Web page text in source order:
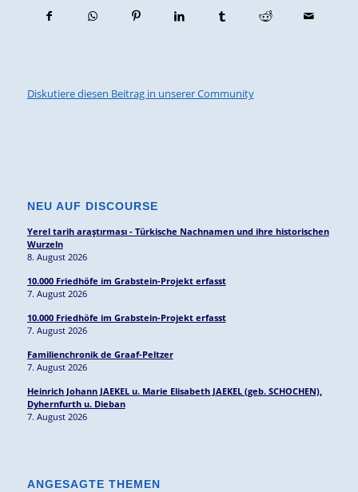
Diskutiere diesen Beitrag in unserer Community
NEU AUF DISCOURSE
Yerel tarih araştırması - Türkische Nachnamen und ihre historischen
Wurzeln
8. August 2026
10.000 Friedhöfe im Grabstein-Projekt erfasst
7. August 2026
10.000 Friedhöfe im Grabstein-Projekt erfasst
7. August 2026
Familienchronik de Graaf-Peltzer
7. August 2026
Heinrich Johann JAEKEL u. Marie Elisabeth JAEKEL (geb. SCHOCHEN),
Dyhernfurth u. Dieban
7. August 2026
ANGESAGTE THEMEN